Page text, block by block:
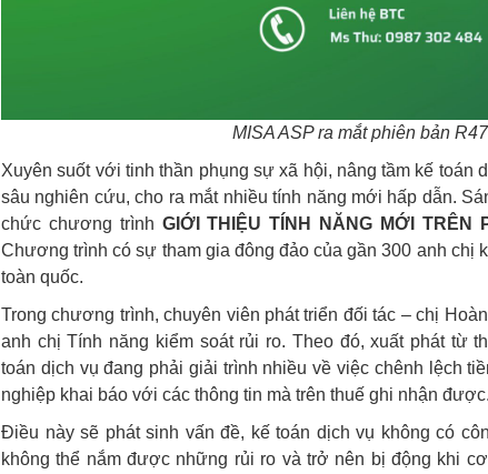
MISA ASP ra mắt phiên bản
Xuyên suốt với tinh thần phụng sự xã hội, nâng tầm kế toán
sâu nghiên cứu, cho ra mắt nhiều tính năng mới hấp dẫn.
chức chương trình GIỚI THIỆU TÍNH NĂNG MỚI TRÊN
Chương trình có sự tham gia đông đảo của gần 300 anh chị
toàn quốc.
Trong chương trình, chuyên viên phát triển đối tác – chị
anh chị Tính năng kiểm soát rủi ro. Theo đó, xuất phát từ
toán dịch vụ đang phải giải trình nhiều về việc chênh lệch
nghiệp khai báo với các thông tin mà trên thuế ghi nhận được.
Điều này sẽ phát sinh vấn đề, kế toán dịch vụ không có
không thể nắm được những rủi ro và trở nên bị động khi